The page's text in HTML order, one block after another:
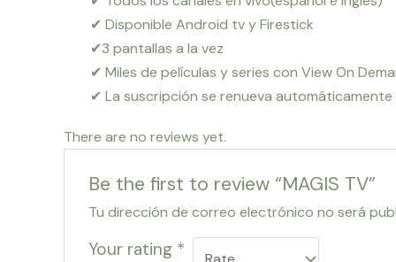
✔ Disponible Android tv y Firestick
✔3 pantallas a la vez
✔ Miles de películas y series con View On
✔ La suscripción se renueva automáticamente
There are no reviews yet.
Be the first to review “MAGIS TV”
Tu dirección de correo electrónico no será
Your rating *